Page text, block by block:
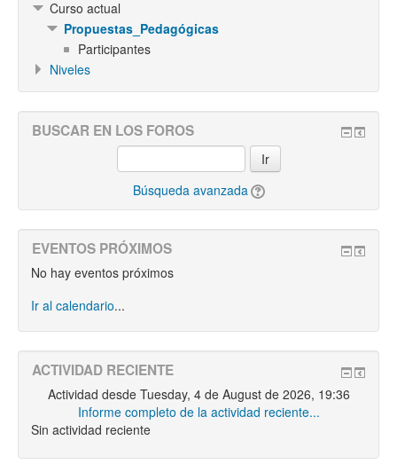
Curso actual
Propuestas_Pedagógicas
Participantes
Niveles
BUSCAR EN LOS FOROS
Ir
Búsqueda avanzada
EVENTOS PRÓXIMOS
No hay eventos próximos
Ir al calendario...
ACTIVIDAD RECIENTE
Actividad desde Tuesday, 4 de August de 2026, 19:36
Informe completo de la actividad reciente...
Sin actividad reciente